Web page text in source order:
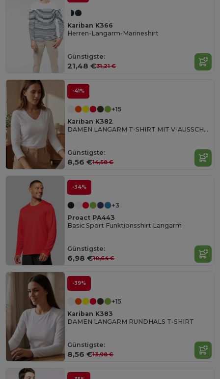
Kariban K366
Herren-Langarm-Marineshirt
Günstigste:
21,48 €31,21 €
-41%
+15
Kariban K382
DAMEN LANGARM T-SHIRT MIT V-AUSSCHNITT
Günstigste:
8,56 €14,58 €
-34%
+3
Proact PA443
Basic Sport Funktionsshirt Langarm
Günstigste:
6,98 €10,64 €
-39%
+15
Kariban K383
DAMEN LANGARM RUNDHALS T-SHIRT
Günstigste:
8,56 €13,98 €